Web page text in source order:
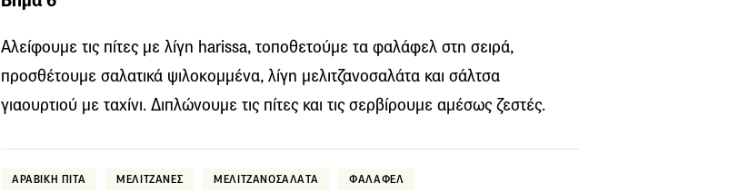
Αλείφουμε τις πίτες με λίγη harissa, τοποθετούμε τα φαλάφελ στη σειρά,
προσθέτουμε σαλατικά ψιλοκομμένα, λίγη μελιτζανοσαλάτα και σάλτσα
γιαουρτιού με ταχίνι. Διπλώνουμε τις πίτες και τις σερβίρουμε αμέσως ζεστές.
ΑΡΑΒΙΚΗ ΠΙΤΑ ΜΕΛΙΤΖΑΝΕΣ ΜΕΛΙΤΖΑΝΟΣΑΛΑΤΑ ΦΑΛΑΦΕΛ